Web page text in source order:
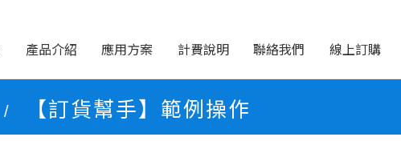
產品介紹 應用方案 計費說明 聯絡我們 線上訂購
/ 【訂貨幫手】範例操作